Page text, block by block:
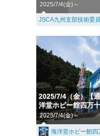
2025/7/4(金)～
JSCA九州支部技術委
2025/7/4（金）【
洋堂ホビー館四万十
2025/7/4(金)～
海洋堂ホビー館四